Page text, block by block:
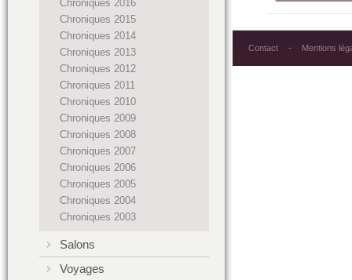
Contact Mentions
Chroniques 2016
Chroniques 2015
Chroniques 2014
Chroniques 2013
Chroniques 2012
Chroniques 2011
Chroniques 2010
Chroniques 2009
Chroniques 2008
Chroniques 2007
Chroniques 2006
Chroniques 2005
Chroniques 2004
Chroniques 2003
Salons
Voyages